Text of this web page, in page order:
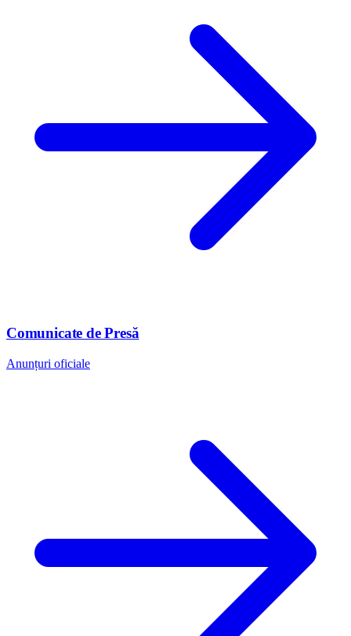
Comunicate de Presă
Anunțuri oficiale